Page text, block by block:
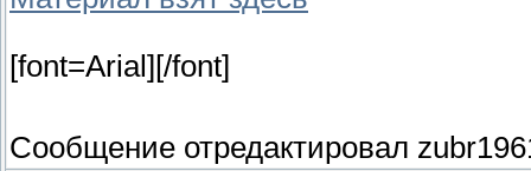
[font=Arial][/font]
Сообщение отредактировал